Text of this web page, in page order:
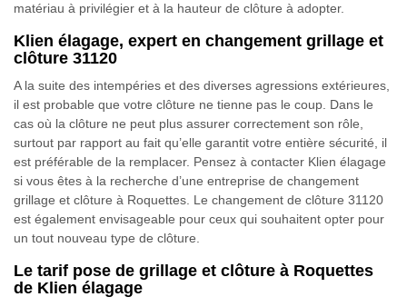
matériau à privilégier et à la hauteur de clôture à adopter.
Klien élagage, expert en changement grillage et
clôture 31120
A la suite des intempéries et des diverses agressions extérieures,
il est probable que votre clôture ne tienne pas le coup. Dans le
cas où la clôture ne peut plus assurer correctement son rôle,
surtout par rapport au fait qu’elle garantit votre entière sécurité, il
est préférable de la remplacer. Pensez à contacter Klien élagage
si vous êtes à la recherche d’une entreprise de changement
grillage et clôture à Roquettes. Le changement de clôture 31120
est également envisageable pour ceux qui souhaitent opter pour
un tout nouveau type de clôture.
Le tarif pose de grillage et clôture à Roquettes
de Klien élagage